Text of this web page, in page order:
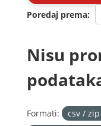
Poredaj prema
Nisu
Formati: csv / zip